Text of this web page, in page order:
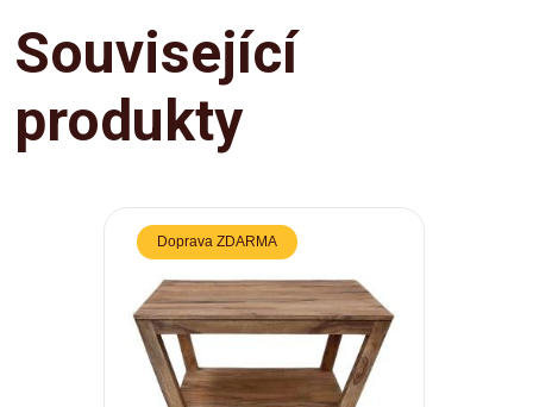
Související
produkty
Doprava ZDARMA